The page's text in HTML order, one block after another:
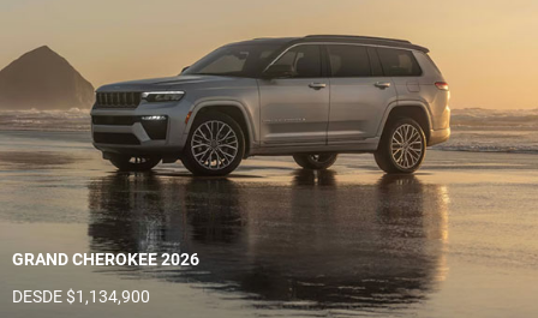
GRAND CHEROKEE 2026
DESDE $1,134,900